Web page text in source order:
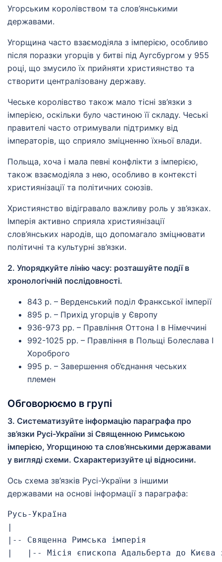
Угорським королівством та слов’янськими
державами.
Угорщина часто взаємодіяла з імперією, особливо
після поразки угорців у битві під Аугсбургом у 955
році, що змусило їх прийняти християнство та
створити централізовану державу.
Чеське королівство також мало тісні зв’язки з
імперією, оскільки було частиною її складу. Чеські
правителі часто отримували підтримку від
імператорів, що сприяло зміцненню їхньої влади.
Польща, хоча і мала певні конфлікти з імперією,
також взаємодіяла з нею, особливо в контексті
християнізації та політичних союзів.
Християнство відігравало важливу роль у зв’язках.
Імперія активно сприяла християнізації
слов’янських народів, що допомагало зміцнювати
політичні та культурні зв’язки.
2. Упорядкуйте лінію часу: розташуйте події в
хронологічній послідовності.
843 р. – Верденський поділ Франкської імперії
895 р. – Прихід угорців у Європу
936-973 рр. – Правління Оттона І в Німеччині
992-1025 рр. – Правління в Польщі Болеслава І
Хороброго
995 р. – Завершення об’єднання чеських
племен
Обговорюємо в групі
3. Систематизуйте інформацію параграфа про
зв’язки Русі-України зі Священною Римською
імперією, Угорщиною та слов’янськими державами
у вигляді схеми. Схарактеризуйте ці відносини.
Ось схема зв’язків Русі-України з іншими
державами на основі інформації з параграфа:
Русь-Україна
|
|-- Священна Римська імперія
|   |-- Місія єпископа Адальберта до Києва